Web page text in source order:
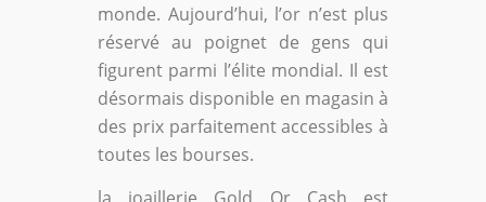
monde. Aujourd’hui, l’or n’est plus
réservé au poignet de gens qui
figurent parmi l’élite mondial. Il est
désormais disponible en magasin à
des prix parfaitement accessibles à
toutes les bourses.